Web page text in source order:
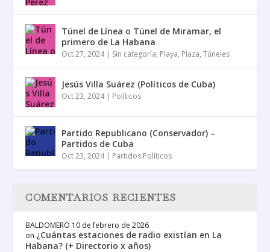
Túnel de Línea o Túnel de Miramar, el
primero de La Habana
Oct 27, 2024| Sin categoría, Playa, Plaza,Túneles
Jesús Villa Suárez (Políticos de Cuba)
Oct 23, 2024| Políticos
Partido Republicano (Conservador) –
Partidos de Cuba
Oct 23, 2024| Partidos Políticos
COMENTARIOS RECIENTES
BALDOMERO 10 de febrero de 2026
on ¿Cuántas estaciones de radio existían en La
Habana? (+ Directorio x años)